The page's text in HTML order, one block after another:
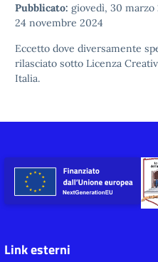
Pubblicato: giovedì, 30 marzo
24 novembre 2024
Eccetto dove diversamente
rilasciato sotto Licenza
Italia.
Link esterni